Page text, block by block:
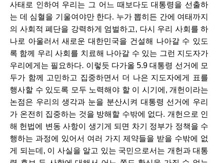
사태로 인하여 우리는 그 어느 때보다도 대통령을 선출하
는 데 심혈을 기울여야만 한다. 누가 뽑히든 간에 여태까지
의 사회적 폐단을 강력하게 엄벌하고, 다시 우리 사회를 하
나로 아울러서 새로운 대한민국을 건설해 나아갈 수 있도
록 함께 우리 사회를 치료해 나아갈 수 있는 그런 지도자가
우리에게는 필요하다. 이렇듯 다가올 5.9 대통령 선거에 모
두가 함께 고민하고 집중하면서 더 나은 지도자에게 표를
행사할 수 있도록 모두 노력해야 할 이 시기에, 개헌이라는
논점은 우리의 생각과 눈을 분산시켜 대통령 선거에 우리
가 온전히 집중하는 것을 방해할 수밖에 없다. 개헌으로 인
해 헌법에 변동 사항이 생기게 되면 차기 정부가 정책을 수
행하는 과정에 있어서 여러 가지 제약들을 받을 수밖에 없
게 되는데, 이 사실을 알고 있는 국민으로서는 개헌과 대통